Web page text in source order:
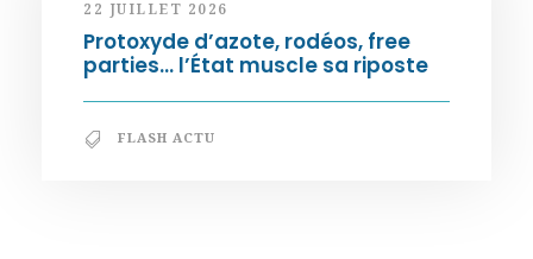
22 JUILLET 2026
Protoxyde d’azote, rodéos, free
parties… l’État muscle sa riposte
FLASH ACTU